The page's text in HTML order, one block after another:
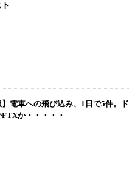
】電車への飛び込み、1日で5件。ド
か・・・・・